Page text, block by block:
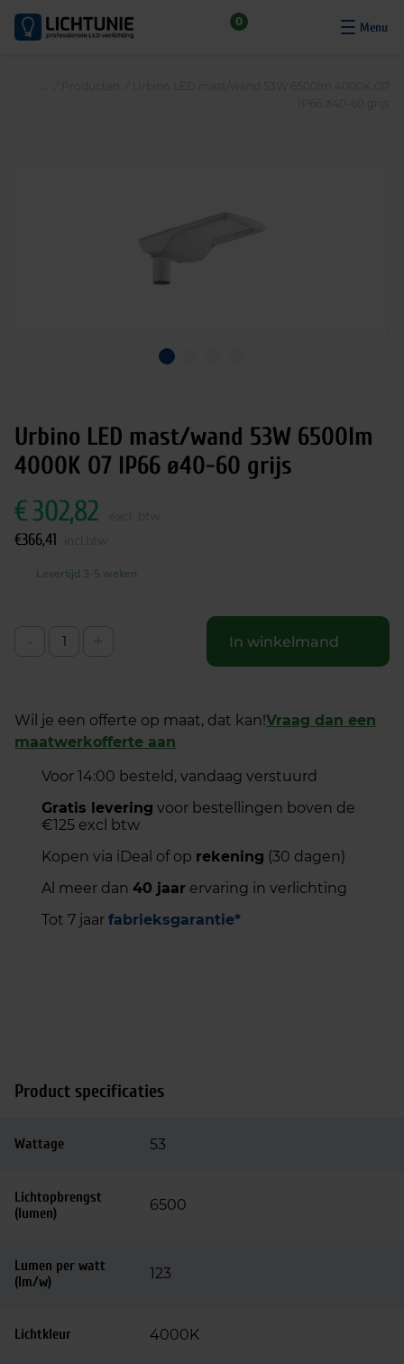
0
Urbino LED mast/wand 53W 6500lm
4000K O7 IP66 ø40-60 grijs
€302,82
€366,41
Levertijd 3-5 weken
In winkelmand
Wil je een offerte op maat, dat kan!Vraag dan een
maatwerkofferte aan
Voor 14:00 besteld, vandaag verstuurd
Gratis levering voor bestellingen boven de
€125 excl btw
Kopen via iDeal of op rekening (30 dagen)
Al meer dan 40 jaar ervaring in verlichting
Tot 7 jaar fabrieksgarantie*
Product specificaties
Wattage 53
Lichtopbrengst
(lumen)
6500
Lumen per watt
(lm/w)
123
Lichtkleur 4000K